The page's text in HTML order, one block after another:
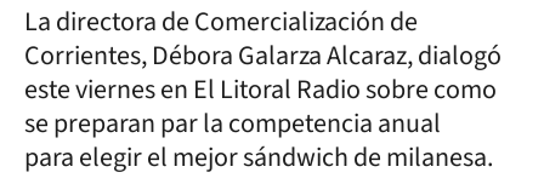
La directora de Comercialización de
Corrientes, Débora Galarza Alcaraz, dialogó
este viernes en El Litoral Radio sobre como
se preparan par la competencia anual
para elegir el mejor sándwich de milanesa.